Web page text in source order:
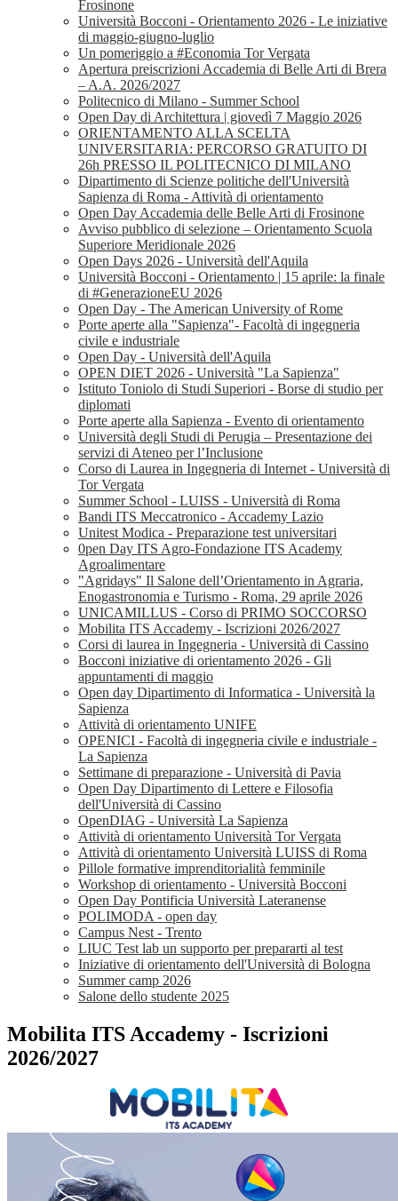
Frosinone
Università Bocconi - Orientamento 2026 - Le iniziative
di maggio-giugno-luglio
Un pomeriggio a #Economia Tor Vergata
Apertura preiscrizioni Accademia di Belle Arti di Brera
– A.A. 2026/2027
Politecnico di Milano - Summer School
Open Day di Architettura | giovedì 7 Maggio 2026
ORIENTAMENTO ALLA SCELTA
UNIVERSITARIA: PERCORSO GRATUITO DI
26h PRESSO IL POLITECNICO DI MILANO
Dipartimento di Scienze politiche dell'Università
Sapienza di Roma - Attività di orientamento
Open Day Accademia delle Belle Arti di Frosinone
Avviso pubblico di selezione – Orientamento Scuola
Superiore Meridionale 2026
Open Days 2026 - Università dell'Aquila
Università Bocconi - Orientamento | 15 aprile: la finale
di #GenerazioneEU 2026
Open Day - The American University of Rome
Porte aperte alla "Sapienza"- Facoltà di ingegneria
civile e industriale
Open Day - Università dell'Aquila
OPEN DIET 2026 - Università "La Sapienza"
Istituto Toniolo di Studi Superiori - Borse di studio per
diplomati
Porte aperte alla Sapienza - Evento di orientamento
Università degli Studi di Perugia – Presentazione dei
servizi di Ateneo per l’Inclusione
Corso di Laurea in Ingegneria di Internet - Università di
Tor Vergata
Summer School - LUISS - Università di Roma
Bandi ITS Meccatronico - Accademy Lazio
Unitest Modica - Preparazione test universitari
0pen Day ITS Agro-Fondazione ITS Academy
Agroalimentare
"Agridays" Il Salone dell’Orientamento in Agraria,
Enogastronomia e Turismo - Roma, 29 aprile 2026
UNICAMILLUS - Corso di PRIMO SOCCORSO
Mobilita ITS Accademy - Iscrizioni 2026/2027
Corsi di laurea in Ingegneria - Università di Cassino
Bocconi iniziative di orientamento 2026 - Gli
appuntamenti di maggio
Open day Dipartimento di Informatica - Università la
Sapienza
Attività di orientamento UNIFE
OPENICI - Facoltà di ingegneria civile e industriale -
La Sapienza
Settimane di preparazione - Università di Pavia
Open Day Dipartimento di Lettere e Filosofia
dell'Università di Cassino
OpenDIAG - Università La Sapienza
Attività di orientamento Università Tor Vergata
Attività di orientamento Università LUISS di Roma
Pillole formative imprenditorialità femminile
Workshop di orientamento - Università Bocconi
Open Day Pontificia Università Lateranense
POLIMODA - open day
Campus Nest - Trento
LIUC Test lab un supporto per prepararti al test
Iniziative di orientamento dell'Università di Bologna
Summer camp 2026
Salone dello studente 2025
Mobilita ITS Accademy - Iscrizioni
2026/2027